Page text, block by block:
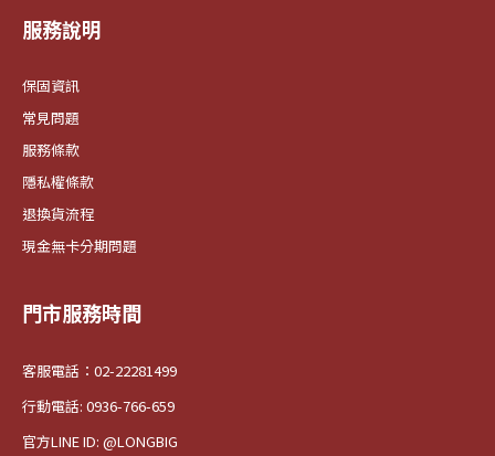
服務說明
保固資訊
常見問題
服務條款
隱私權條款
退換貨流程
現金無卡分期問題
門市服務時間
客服電話：02-22281499
行動電話: 0936-766-659
官方LINE ID: @LONGBIG